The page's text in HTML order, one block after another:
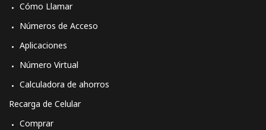
Cómo Llamar
Números de Acceso
Aplicaciones
Número Virtual
Calculadora de ahorros
Recarga de Celular
Comprar